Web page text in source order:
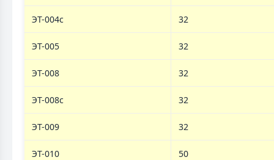
ЭТ-004c 32
ЭТ-005 32
ЭТ-008 32
ЭТ-008с 32
ЭТ-009 32
ЭТ-010 50